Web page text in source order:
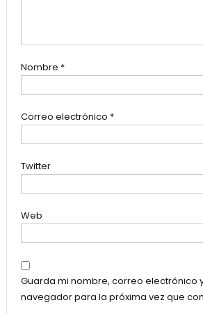
Nombre *
Correo electrónico *
Twitter
Web
Guarda mi nombre, correo electrónico
navegador para la próxima vez que